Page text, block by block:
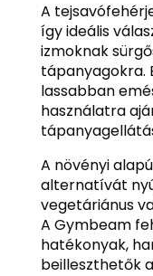
A
így ideális
izmoknak
tápanyagokra.
lassabban
használatra
A növényi
alternatívát
vegetáriánus
A Gymbeam
hatékonyak,
beilleszthetők